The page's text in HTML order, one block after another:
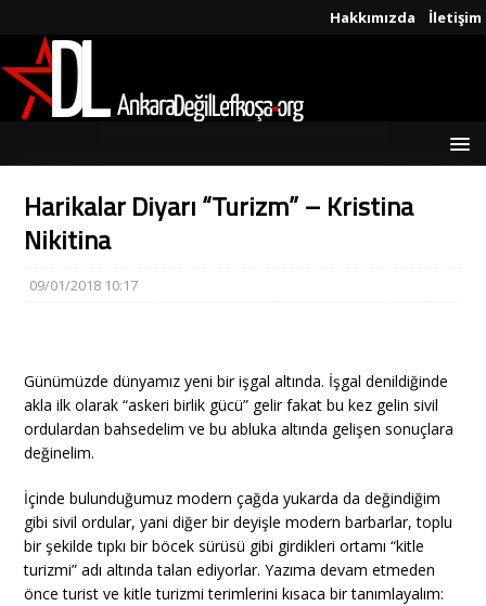
Hakkımızda İletişim
Harikalar Diyarı “Turizm” – Kristina
Nikitina
09/01/2018 10:17
Günümüzde dünyamız yeni bir işgal altında. İşgal denildiğinde
akla ilk olarak “askeri birlik gücü” gelir fakat bu kez gelin sivil
ordulardan bahsedelim ve bu abluka altında gelişen sonuçlara
değinelim.
İçinde bulunduğumuz modern çağda yukarda da değindiğim
gibi sivil ordular, yani diğer bir deyişle modern barbarlar, toplu
bir şekilde tıpkı bir böcek sürüsü gibi girdikleri ortamı “kitle
turizmi” adı altında talan ediyorlar. Yazıma devam etmeden
önce turist ve kitle turizmi terimlerini kısaca bir tanımlayalım: